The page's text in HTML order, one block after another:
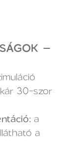
–
30-szor
a
a